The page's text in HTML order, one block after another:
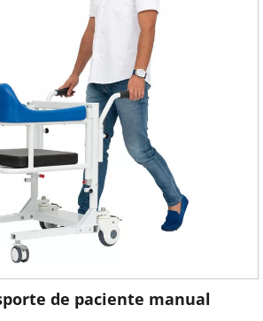
de paciente manual